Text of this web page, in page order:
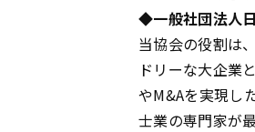
◆一般社団法人
当協会の役割は
ドリーな大企業
やM&Aを実現し
士業の専門家が